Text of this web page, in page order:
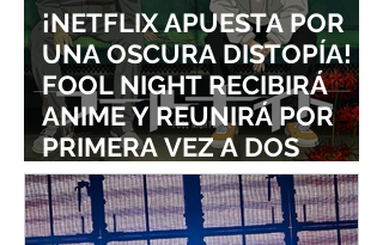
¡NETFLIX APUESTA POR
UNA OSCURA DISTOPÍA!
FOOL NIGHT RECIBIRÁ
ANIME Y REUNIRÁ POR
PRIMERA VEZ A DOS
ESTUDIOS LEGENDARIOS